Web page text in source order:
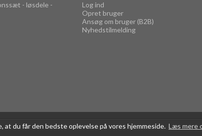
at du får den bedste oplevelse på vores hjemmeside. Læs mere
- løsdele -
Log ind
Opret bruger
Ansøg om bruger (B2B)
Nyhedstilmelding